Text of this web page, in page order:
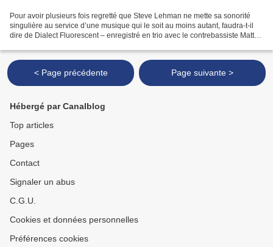
Pour avoir plusieurs fois regretté que Steve Lehman ne mette sa sonorité
singulière au service d’une musique qui le soit au moins autant, faudra-t-il
dire de Dialect Fluorescent – enregistré en trio avec le contrebassiste Matt
< Page précédente Page suivante >
Hébergé par Canalblog
Top articles
Pages
Contact
Signaler un abus
C.G.U.
Cookies et données personnelles
Préférences cookies